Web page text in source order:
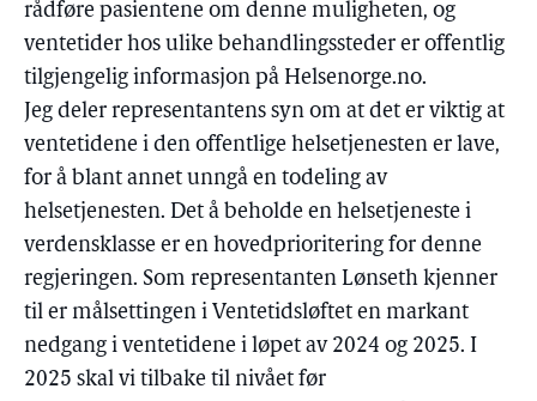
rådføre pasientene om denne muligheten, og
ventetider hos ulike behandlingssteder er offentlig
tilgjengelig informasjon på Helsenorge.no.
Jeg deler representantens syn om at det er viktig at
ventetidene i den offentlige helsetjenesten er lave,
for å blant annet unngå en todeling av
helsetjenesten. Det å beholde en helsetjeneste i
verdensklasse er en hovedprioritering for denne
regjeringen. Som representanten Lønseth kjenner
til er målsettingen i Ventetidsløftet en markant
nedgang i ventetidene i løpet av 2024 og 2025. I
2025 skal vi tilbake til nivået før